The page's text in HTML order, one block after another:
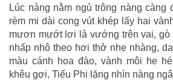
Lúc nàng nằm ngủ trông nàng càng
rèm mi dài cong vút khép lấy hai
mươn mướt lơi lả vướng trên vai, gò
nhấp nhô theo hơi thở nhẹ nhàng,
màu cánh hoa đào, vành môi he
khêu gợi, Tiểu Phi lặng nhìn nàng